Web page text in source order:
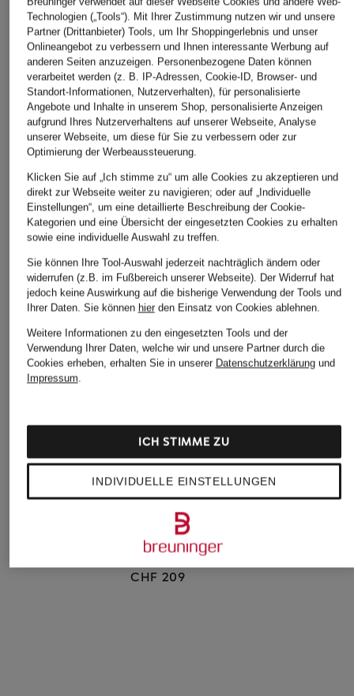
LACOSTE
DRÔLE DE
MONSIEUR
Sweatshirt LE
SWEATSHIRT VINE
EMBROIDERED
SLOGAN
CHF 209
GANT
Hoodie
Technologien („Tools“). Mit Ihrer Zustimmung nutzen wir und unsere
Partner (Drittanbieter) Tools, um Ihr Shoppingerlebnis und unser
Onlineangebot zu verbessern und Ihnen interessante Werbung auf
anderen Seiten anzuzeigen. Personenbezogene Daten können
verarbeitet werden (z. B. IP-Adressen, Cookie-ID, Browser- und
Standort-Informationen, Nutzerverhalten), für personalisierte
Angebote und Inhalte in unserem Shop, personalisierte Anzeigen
aufgrund Ihres Nutzerverhaltens auf unserer Webseite, Analyse
unserer Webseite, um diese für Sie zu verbessern oder zur
Optimierung der Werbeaussteuerung.
Klicken Sie auf „Ich stimme zu“ um alle Cookies zu akzeptieren und
direkt zur Webseite weiter zu navigieren; oder auf „Individuelle
Einstellungen“, um eine detaillierte Beschreibung der Cookie-
Kategorien und eine Übersicht der eingesetzten Cookies zu erhalten
sowie eine individuelle Auswahl zu treffen.
Sie können Ihre Tool-Auswahl jederzeit nachträglich ändern oder
widerrufen (z.B. im Fußbereich unserer Webseite). Der Widerruf hat
jedoch keine Auswirkung auf die bisherige Verwendung der Tools und
Ihrer Daten. Sie können hierden Einsatz von Cookies ablehnen.
Weitere Informationen zu den eingesetzten Tools und der
Verwendung Ihrer Daten, welche wir und unsere Partner durch die
Cookies erheben, erhalten Sie in unserer Datenschutzerklärungund
Impressum.
INDIVIDUELLE EINSTELLUNGEN
ICH STIMME ZU